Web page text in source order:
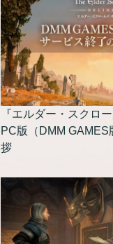
『エルダー・スクロ
PC版（DMM
拶